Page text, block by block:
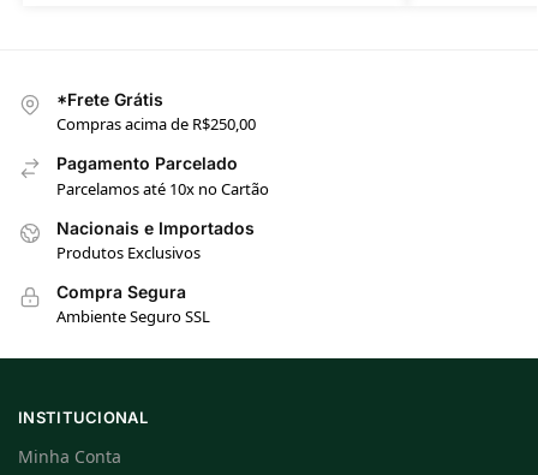
*Frete Grátis
Compras acima de R$250,00
Pagamento Parcelado
Parcelamos até 10x no Cartão
Nacionais e Importados
Produtos Exclusivos
Compra Segura
Ambiente Seguro SSL
INSTITUCIONAL
Minha Conta